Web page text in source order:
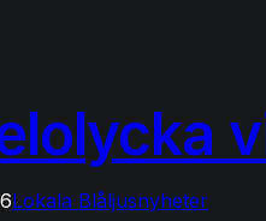
Lokala Blåljusnyheter